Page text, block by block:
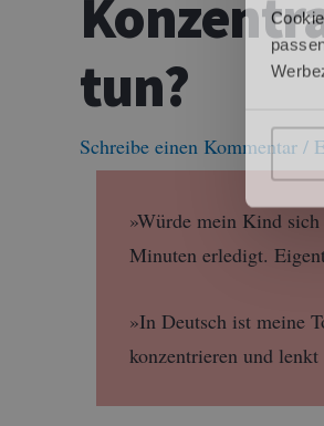
tun?
Schreibe einen Kommentar /
»Würde mein Kind
Minuten erledigt.
»In Deutsch ist meine
konzentrieren und